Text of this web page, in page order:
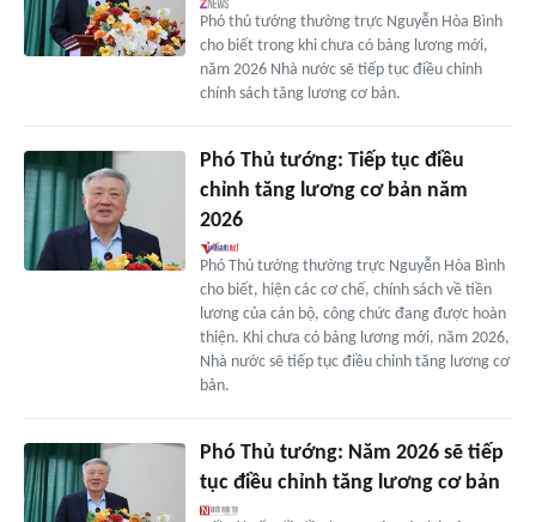
Phó thủ tướng thường trực Nguyễn Hòa Bình
cho biết trong khi chưa có bảng lương mới,
năm 2026 Nhà nước sẽ tiếp tục điều chỉnh
chính sách tăng lương cơ bản.
Phó Thủ tướng: Tiếp tục điều
chỉnh tăng lương cơ bản năm
2026
Phó Thủ tướng thường trực Nguyễn Hòa Bình
cho biết, hiện các cơ chế, chính sách về tiền
lương của cán bộ, công chức đang được hoàn
thiện. Khi chưa có bảng lương mới, năm 2026,
Nhà nước sẽ tiếp tục điều chỉnh tăng lương cơ
bản.
Phó Thủ tướng: Năm 2026 sẽ tiếp
tục điều chỉnh tăng lương cơ bản